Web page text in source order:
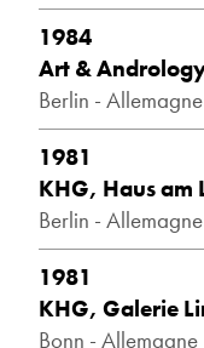
1984
Art &
Berlin - Allemagne
1981
KHG, Haus am
Berlin - Allemagne
1981
KHG, Galerie
Bonn - Allemagne